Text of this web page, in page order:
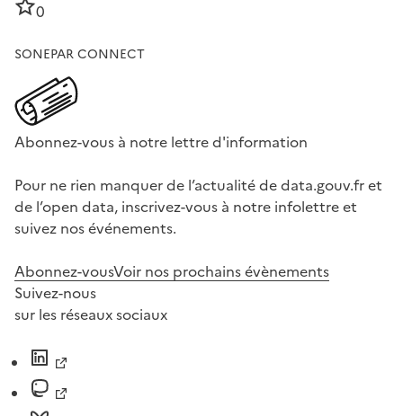
0
SONEPAR CONNECT
Abonnez-vous à notre lettre d'information
Pour ne rien manquer de l’actualité de data.gouv.fr et
de l’open data, inscrivez-vous à notre infolettre et
suivez nos événements.
Abonnez-vousVoir nos prochains évènements
Suivez-nous
sur les réseaux sociaux